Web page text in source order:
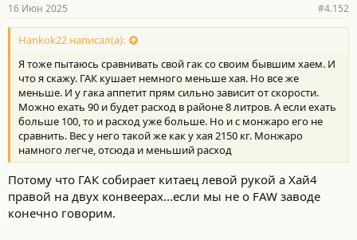
н
о
с
и
:
16 Июн 2025 #4.152
Hankok22 написал(а):
Я тоже пытаюсь сравнивать свой гак со своим бывшим хаем. И
что я скажу. ГАК кушает немного меньше хая. Но все же
меньше. И у гака аппетит прям сильно зависит от скорости.
Можно ехать 90 и будет расход в районе 8 литров. А если ехать
больше 100, то и расход уже больше. Но и с монжаро его не
сравнить. Вес у него такой же как у хая 2150 кг. Монжаро
намного легче, отсюда и меньший расход
Потому что ГАК собирает китаец левой рукой а Хай4
правой на двух конвеерах...если мы не о FAW заводе
конечно говорим.